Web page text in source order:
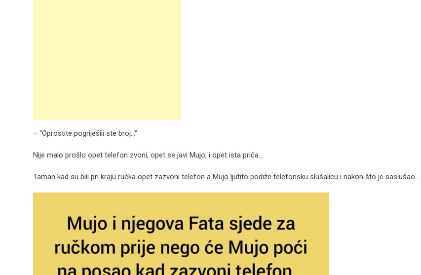
– “Oprostite pogriješili ste broj…”
Nije malo prošlo opet telefon zvoni, opet se javi Mujo, i opet ista priča…
Taman kad su bili pri kraju ručka opet zazvoni telefon a Mujo ljutito podiže telefonsku slušalicu i nakon što je saslušao….